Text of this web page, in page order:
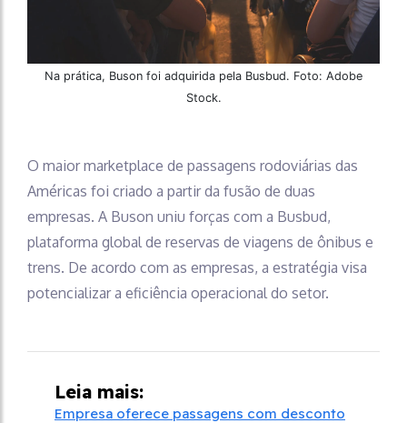
Na prática, Buson foi adquirida pela Busbud. Foto: Adobe
Stock.
O maior marketplace de passagens rodoviárias das
Américas foi criado a partir da fusão de duas
empresas. A Buson uniu forças com a Busbud,
plataforma global de reservas de viagens de ônibus e
trens. De acordo com as empresas, a estratégia visa
potencializar a eficiência operacional do setor.
Leia mais:
Empresa oferece passagens com desconto